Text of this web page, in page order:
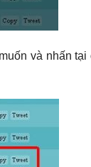
và nhấn